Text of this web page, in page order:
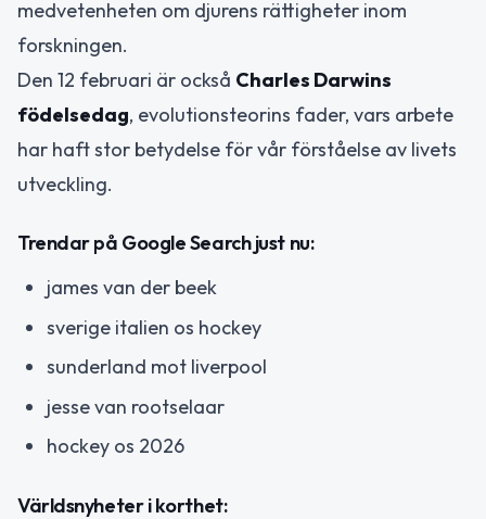
medvetenheten om djurens rättigheter inom
forskningen.
Den 12 februari är också Charles Darwins
födelsedag, evolutionsteorins fader, vars arbete
har haft stor betydelse för vår förståelse av livets
utveckling.
Trendar på Google Search just nu:
james van der beek
sverige italien os hockey
sunderland mot liverpool
jesse van rootselaar
hockey os 2026
Världsnyheter i korthet: